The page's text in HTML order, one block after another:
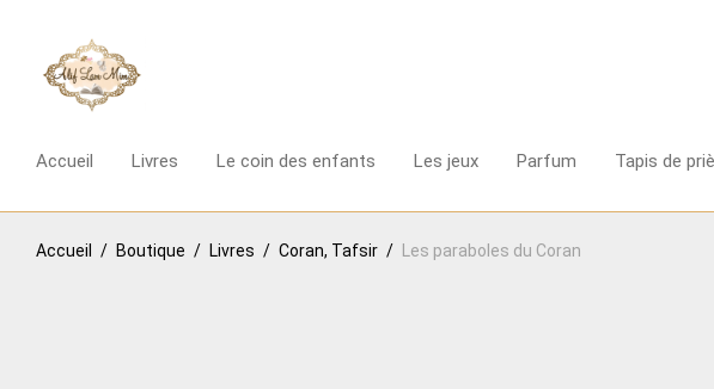
Accueil Livres Le coin des enfants Les jeux Parfum Tapis de
Accueil / Boutique / Livres / Coran, Tafsir / Les paraboles du Coran